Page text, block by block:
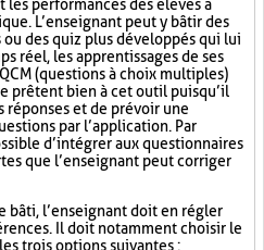
performances des élèves à
L’enseignant peut y bâtir des
des quiz plus développés qui lui
réel, les apprentissages de ses
(questions à choix multiples)
prêtent bien à cet outil puisqu’il
réponses et de prévoir une
par l’application. Par
d’intégrer aux questionnaires
que l’enseignant peut corriger
bâti, l’enseignant doit en régler
Il doit notamment choisir le
trois options suivantes :